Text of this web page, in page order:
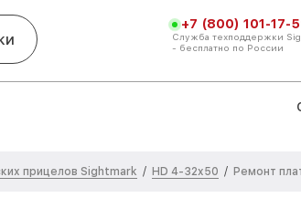
+7 (800) 101-17-
Служба техподдержки
- бесплатно по России
прицелов Sightmark / HD 4-32x50 / Ремонт